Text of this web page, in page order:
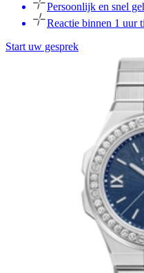
Persoonlijk en snel
Reactie binnen 1 uur
Start uw gesprek